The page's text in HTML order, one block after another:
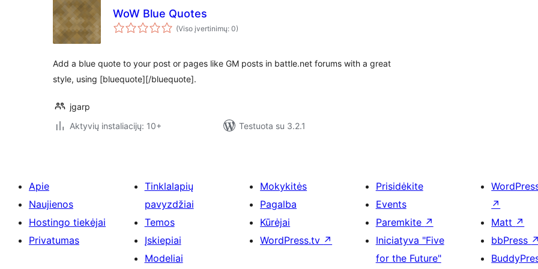
WoW Blue Quotes
(Viso įvertinimų: 0)
Add a blue quote to your post or pages like GM posts in battle.net forums with a great
style, using [bluequote][/bluequote].
jgarp
Aktyvių instaliacijų: 10+
Testuota su 3.2.1
Apie
Naujienos
Hostingo tiekėjai
Privatumas
Tinklalapių
pavyzdžiai
Temos
Įskiepiai
Modeliai
Mokykitės
Pagalba
Kūrėjai
WordPress.tv ↗
Prisidėkite
Events
Paremkite ↗
Iniciatyva "Five
for the Future"
↗
Matt ↗
bbPress ↗